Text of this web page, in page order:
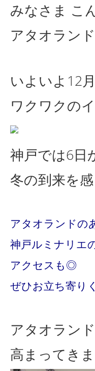
みなさま こ
アタオラン
いよいよ 12
ワクワクの
神戸では6日
冬の到来を
アタオランドの
神戸ルミナリエ
アクセスも◎
ぜひお立ち寄り
アタオラン
高まってき